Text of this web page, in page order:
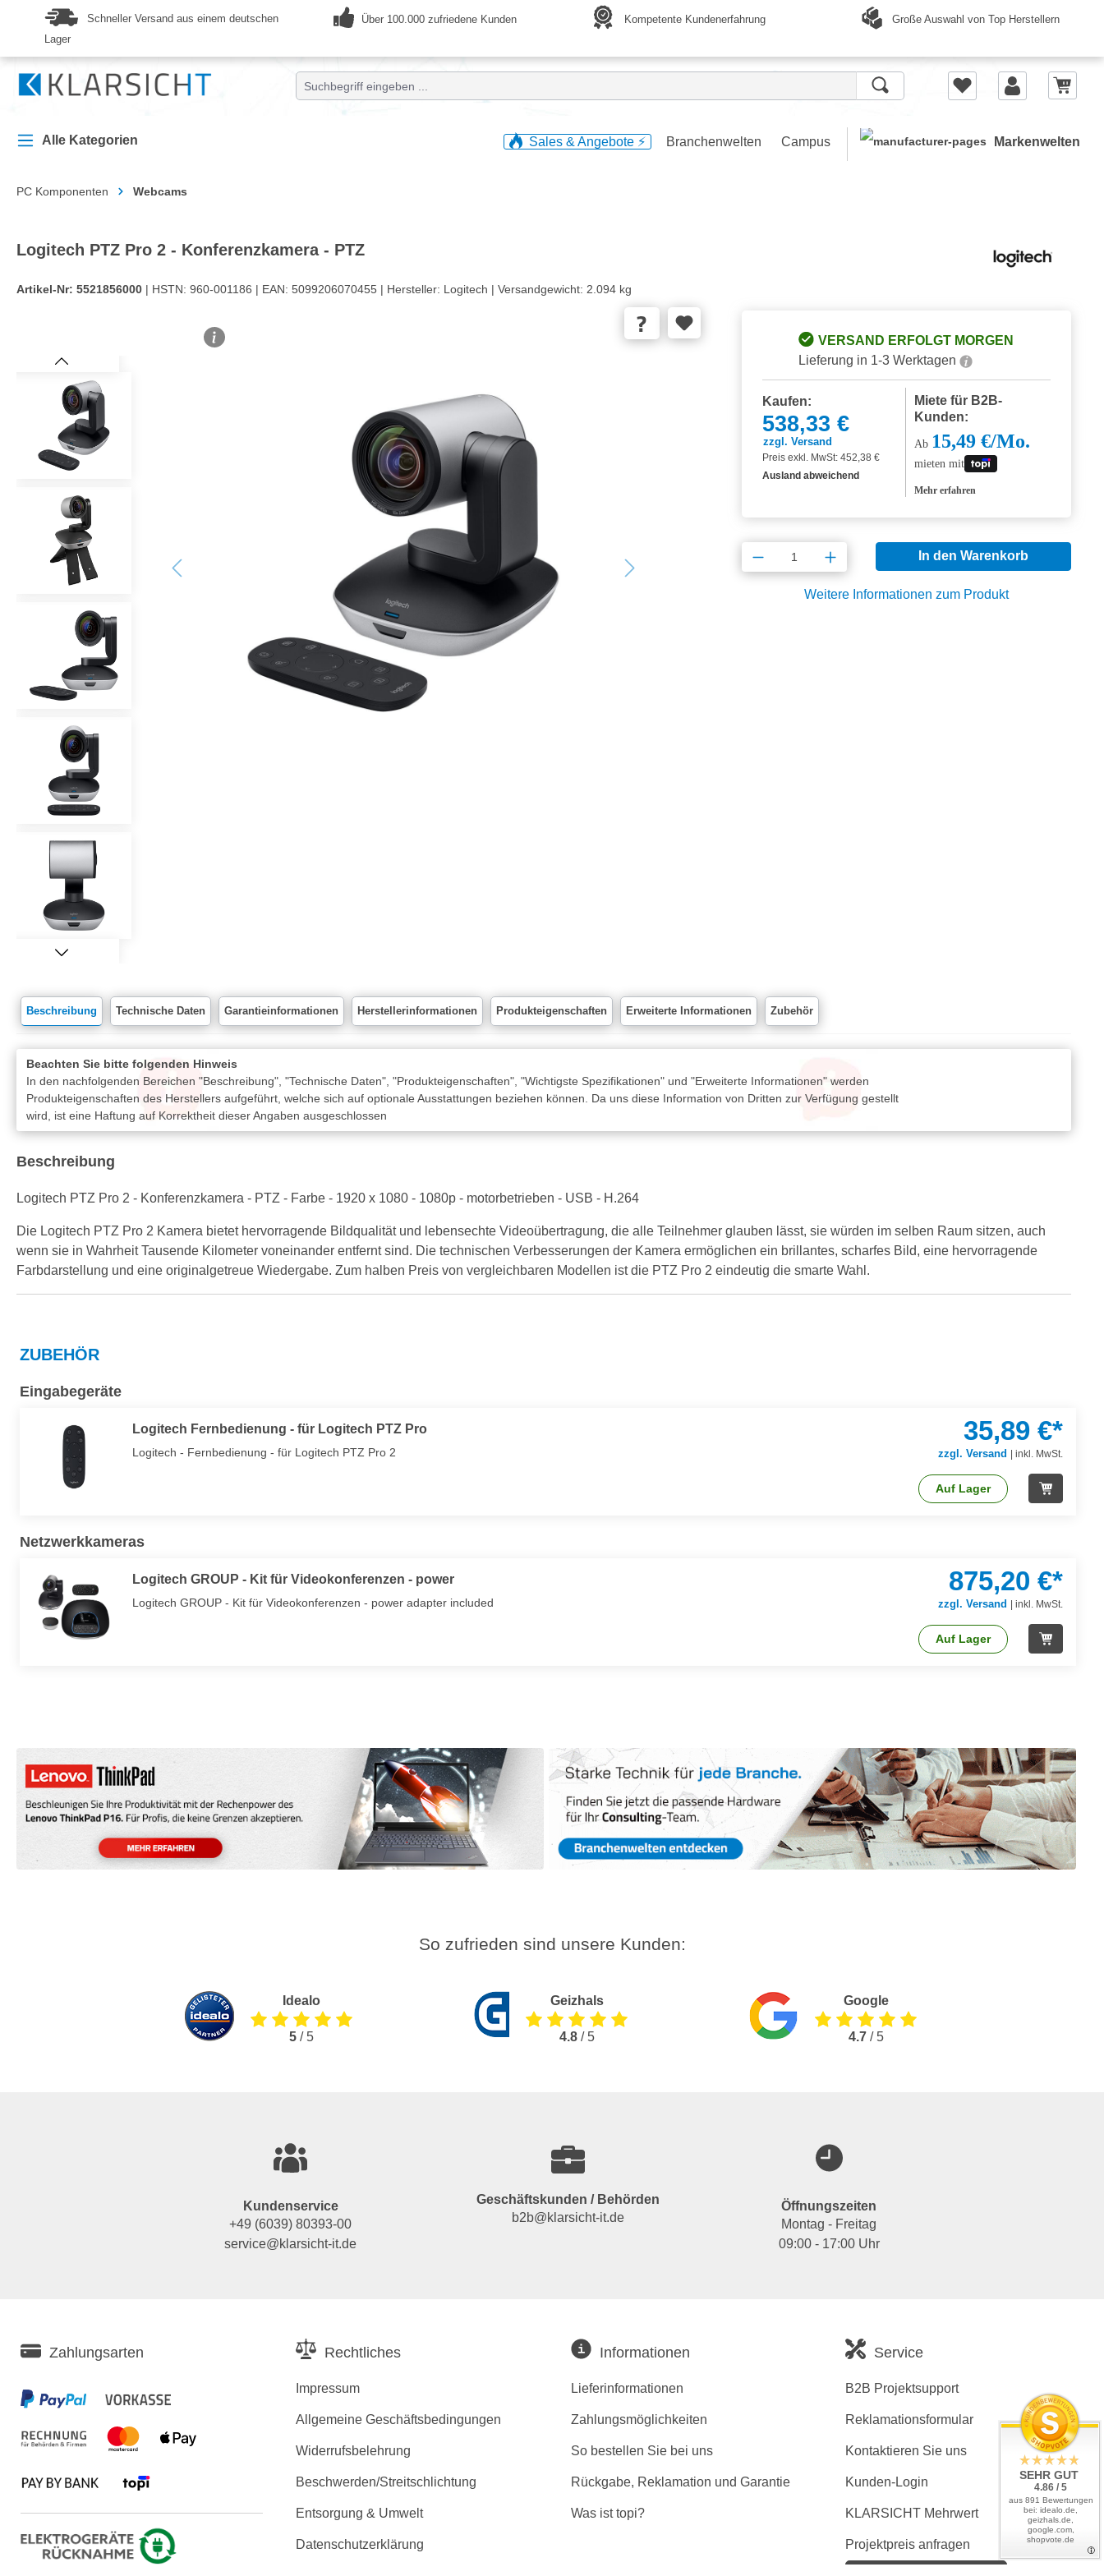
Zur Hauptnavigation springen
Schneller Versand aus einem deutschen
Lager
Über 100.000 zufriedene Kunden Kompetente Kundenerfahrung Große Auswahl von Top Herstellern
Alle Kategorien Sales & Angebote ⚡️ Branchenwelten Campus Markenwelten
PC Komponenten Webcams
Logitech PTZ Pro 2 - Konferenzkamera - PTZ
Artikel-Nr: 5521856000 | HSTN: 960-001186 | EAN: 5099206070455 | Hersteller: Logitech | Versandgewicht: 2.094 kg
Bildergalerie überspringen
VERSAND ERFOLGT MORGEN
Lieferung in 1-3 Werktagen
Kaufen:
538,33 €
zzgl. Versand
Preis exkl. MwSt: 452,38 €
Ausland abweichend
Miete für B2B-
Kunden:
Ab 15,49 €/Mo.
mieten mit
Mehr erfahren
Produkt Anzahl: Gib den gewünschten
In den Warenkorb
Weitere Informationen zum Produkt
Beschreibung Technische Daten Garantieinformationen Herstellerinformationen Produkteigenschaften Erweiterte Informationen Zubehör
Beachten Sie bitte folgenden Hinweis
In den nachfolgenden Bereichen "Beschreibung", "Technische Daten", "Produkteigenschaften", "Wichtigste Spezifikationen" und "Erweiterte Informationen" werden
Produkteigenschaften des Herstellers aufgeführt, welche sich auf optionale Ausstattungen beziehen können. Da uns diese Information von Dritten zur Verfügung gestellt
wird, ist eine Haftung auf Korrektheit dieser Angaben ausgeschlossen
Beschreibung
Logitech PTZ Pro 2 - Konferenzkamera - PTZ - Farbe - 1920 x 1080 - 1080p - motorbetrieben - USB - H.264
Die Logitech PTZ Pro 2 Kamera bietet hervorragende Bildqualität und lebensechte Videoübertragung, die alle Teilnehmer glauben lässt, sie würden im selben Raum sitzen, auch
wenn sie in Wahrheit Tausende Kilometer voneinander entfernt sind. Die technischen Verbesserungen der Kamera ermöglichen ein brillantes, scharfes Bild, eine hervorragende
Farbdarstellung und eine originalgetreue Wiedergabe. Zum halben Preis von vergleichbaren Modellen ist die PTZ Pro 2 eindeutig die smarte Wahl.
ZUBEHÖR
Eingabegeräte
Logitech Fernbedienung - für Logitech PTZ Pro
Logitech - Fernbedienung - für Logitech PTZ Pro 2
35,89 €*
zzgl. Versand |inkl. MwSt.
Auf Lager
Netzwerkkameras
Logitech GROUP - Kit für Videokonferenzen - power
Logitech GROUP - Kit für Videokonferenzen - power adapter included
875,20 €*
zzgl. Versand |inkl. MwSt.
Auf Lager
So zufrieden sind unsere Kunden:
Idealo
5/ 5
Geizhals
4.8/ 5
Google
4.7/ 5
Kundenservice
+49 (6039) 80393-00
service@klarsicht-it.de
Geschäftskunden / Behörden
b2b@klarsicht-it.de
Öffnungszeiten
Montag - Freitag
09:00 - 17:00 Uhr
Zahlungsarten Rechtliches
Impressum
Allgemeine Geschäftsbedingungen
Widerrufsbelehrung
Beschwerden/Streitschlichtung
Entsorgung & Umwelt
Datenschutzerklärung
Informationen
Lieferinformationen
Zahlungsmöglichkeiten
So bestellen Sie bei uns
Rückgabe, Reklamation und Garantie
Was ist topi?
Service
B2B Projektsupport
Reklamationsformular
Kontaktieren Sie uns
Kunden-Login
KLARSICHT Mehrwert
Projektpreis anfragen
SEHR GUT
4.86 / 5
aus 891 Bewertungen
bei: idealo.de,
geizhals.de,
google.com,
shopvote.de